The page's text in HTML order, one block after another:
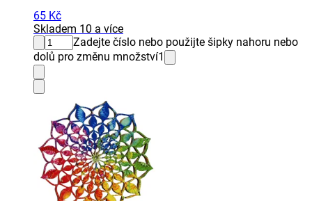
65 Kč
Skladem 10 a více
Zadejte číslo nebo použijte šipky nahoru nebo
dolů pro změnu množství1